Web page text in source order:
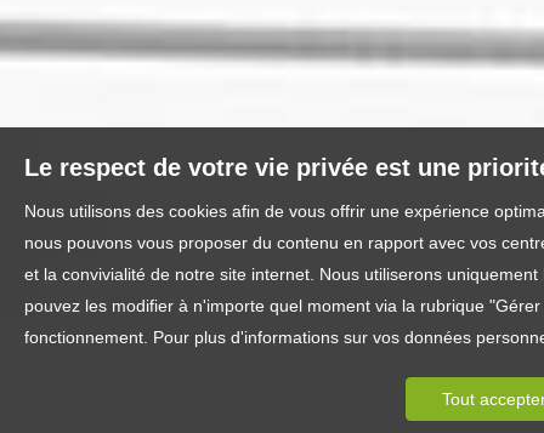
Le respect de votre vie privée est une
Nous utilisons des cookies afin de vous offrir une expérience
nous pouvons vous proposer du contenu en rapport avec vos
et la convivialité de notre site internet. Nous utiliserons
pouvez les modifier à n'importe quel moment via la rubrique
fonctionnement. Pour plus d'informations sur vos données
Tout